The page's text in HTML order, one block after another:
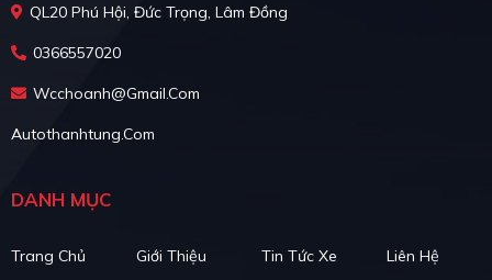
QL20 Phú Hội, Đức Trọng, Lâm Đồng
0366557020
Wcchoanh@gmail.com
Autothanhtung.com
DANH MỤC
Trang Chủ Giới Thiệu Tin Tức Xe Liên Hệ